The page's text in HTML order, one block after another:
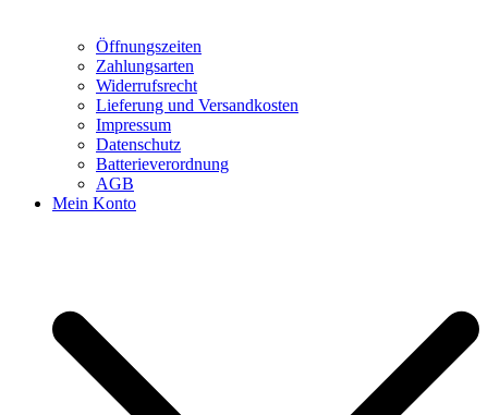
Öffnungszeiten
Zahlungsarten
Widerrufsrecht
Lieferung und Versandkosten
Impressum
Datenschutz
Batterieverordnung
AGB
Mein Konto